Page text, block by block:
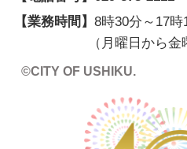
【業務時間】 8時30分～17時
（月曜日から
©CITY OF USHIKU.